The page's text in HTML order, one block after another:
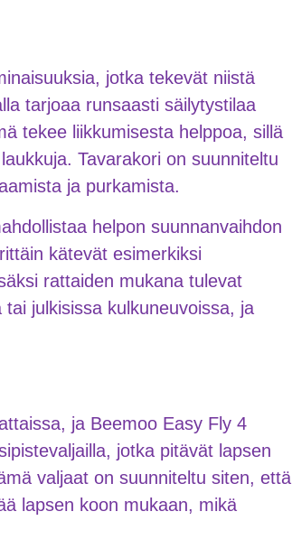
jotka tekevät niistä
tarjoaa runsaasti säilytystilaa
tekee liikkumisesta helppoa, sillä
Tavarakori on suunniteltu
ja purkamista.
helpon suunnanvaihdon
kätevät esimerkiksi
rattaiden mukana tulevat
julkisissa kulkuneuvoissa, ja
ja Beemoo Easy Fly 4
jotka pitävät lapsen
valjaat on suunniteltu siten, että
lapsen koon mukaan, mikä